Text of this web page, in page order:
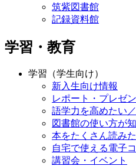
筑紫図書館
記録資料館
学習・教育
学習（学生向け）
新入生向け情報
レポート・プレゼ
語学力を高めたい
図書館の使い方が
本をたくさん読み
自宅で使える電子
講習会・イベント